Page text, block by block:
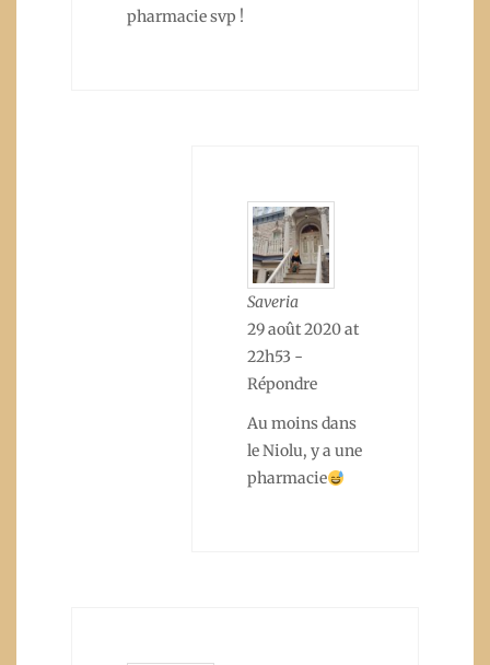
pharmacie svp !
Saveria
29 août 2020 at
22h53 -
Répondre
Au moins dans
le Niolu, y a une
pharmacie